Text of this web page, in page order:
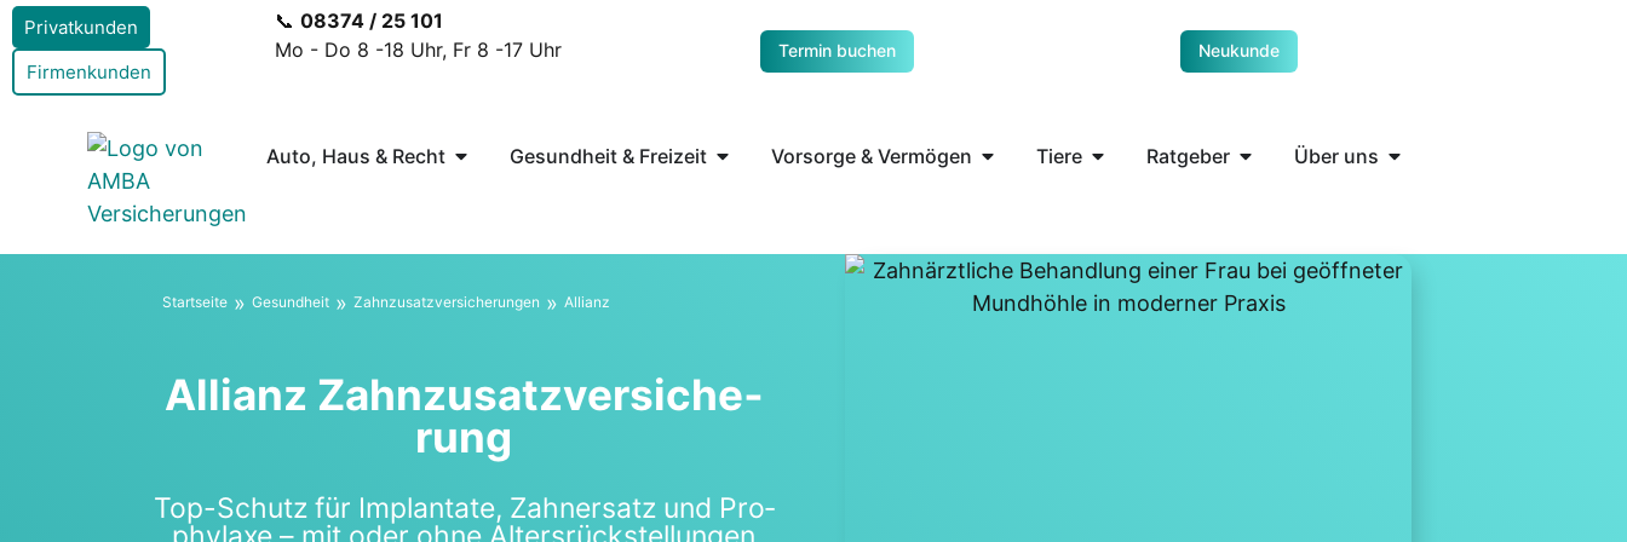
Privatkunden
Firmenkunden
📞 08374 / 25 101
Mo - Do 8 -18 Uhr, Fr 8 -17 Uhr
Termin buchen Neukunde
Auto, Haus & Recht Gesundheit & Freizeit Vorsorge & Vermögen Tiere Ratgeber Über uns
Start­sei­te » Gesund­heit » Zahn­zu­satz­ver­si­che­run­gen » Alli­anz
Alli­anz Zahn­zu­satz­ver­si­che­
rung
Top-Schutz für Implan­ta­te, Zahn­ersatz und Pro­